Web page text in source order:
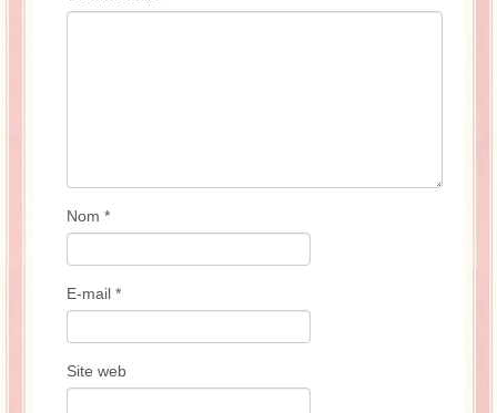
Nom *
E-mail *
Site web